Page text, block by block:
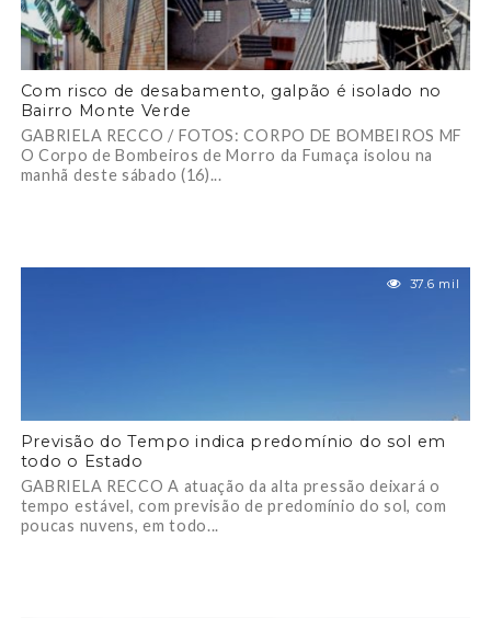
Com risco de desabamento, galpão é isolado no
Bairro Monte Verde
GABRIELA RECCO / FOTOS: CORPO DE BOMBEIROS MF
O Corpo de Bombeiros de Morro da Fumaça isolou na
manhã deste sábado (16)...
37.6 mil
Previsão do Tempo indica predomínio do sol em
todo o Estado
GABRIELA RECCO A atuação da alta pressão deixará o
tempo estável, com previsão de predomínio do sol, com
poucas nuvens, em todo...